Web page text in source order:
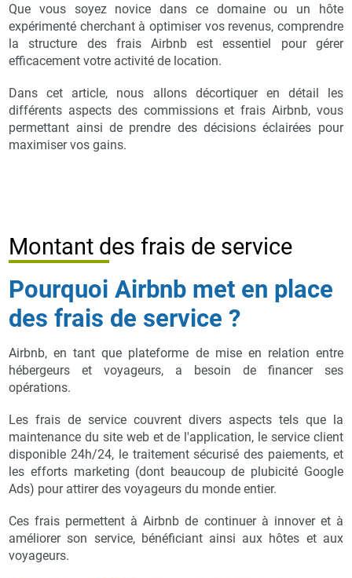
Que vous soyez novice dans ce domaine ou un hôte
expérimenté cherchant à optimiser vos revenus, comprendre
la structure des frais Airbnb est essentiel pour gérer
efficacement votre activité de location.
Dans cet article, nous allons décortiquer en détail les
différents aspects des commissions et frais Airbnb, vous
permettant ainsi de prendre des décisions éclairées pour
maximiser vos gains.
Montant des frais de service
Pourquoi Airbnb met en place
des frais de service ?
Airbnb, en tant que plateforme de mise en relation entre
hébergeurs et voyageurs, a besoin de financer ses
opérations.
Les frais de service couvrent divers aspects tels que la
maintenance du site web et de l'application, le service client
disponible 24h/24, le traitement sécurisé des paiements, et
les efforts marketing (dont beaucoup de plubicité Google
Ads) pour attirer des voyageurs du monde entier.
Ces frais permettent à Airbnb de continuer à innover et à
améliorer son service, bénéficiant ainsi aux hôtes et aux
voyageurs.